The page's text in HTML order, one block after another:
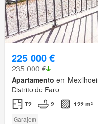
225 000 €
235 000 €
Apartamento em
Distrito de Faro
T2 2 122 m²
Garajem